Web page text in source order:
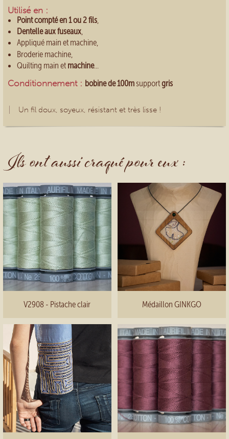
Utilisé en :
Point compté en 1 ou 2 fils,
Dentelle aux fuseaux,
Appliqué main et machine,
Broderie machine,
Quilting main et machine...
Conditionnement : bobine de 100msupportgris
Un fil doux, soyeux, résistant et très lisse !
Ils ont aussi craqué pour eux :
V2908 - Pistache clair Médaillon GINKGO